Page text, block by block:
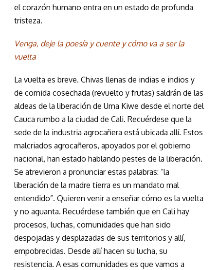
el corazón humano entra en un estado de profunda
tristeza.
Venga, deje la poesía y cuente y cómo va a ser la
vuelta
La vuelta es breve. Chivas llenas de indias e indios y
de comida cosechada (revuelto y frutas) saldrán de las
aldeas de la liberación de Uma Kiwe desde el norte del
Cauca rumbo a la ciudad de Cali. Recuérdese que la
sede de la industria agrocañera está ubicada allí. Estos
malcriados agrocañeros, apoyados por el gobierno
nacional, han estado hablando pestes de la liberación.
Se atrevieron a pronunciar estas palabras: “la
liberación de la madre tierra es un mandato mal
entendido”. Quieren venir a enseñar cómo es la vuelta
y no aguanta. Recuérdese también que en Cali hay
procesos, luchas, comunidades que han sido
despojadas y desplazadas de sus territorios y allí,
empobrecidas. Desde allí hacen su lucha, su
resistencia. A esas comunidades es que vamos a